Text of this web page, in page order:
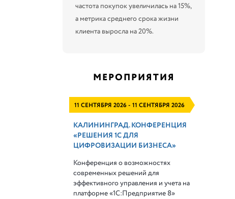
частота покупок увеличилась на 15%,
а метрика среднего срока жизни
клиента выросла на 20%.
МЕРОПРИЯТИЯ
11 СЕНТЯБРЯ 2026 - 11 СЕНТЯБРЯ 2026
КАЛИНИНГРАД. КОНФЕРЕНЦИЯ
«РЕШЕНИЯ 1С ДЛЯ
ЦИФРОВИЗАЦИИ БИЗНЕСА»
Конференция о возможностях
современных решений для
эффективного управления и учета на
платформе«1С:Предприятие 8»